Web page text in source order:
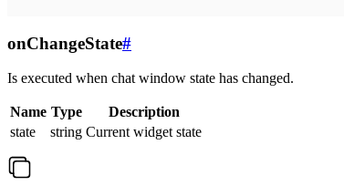
onChangeState#
Is executed when chat window state has changed.
Name Type
Description
state
string Current widget state